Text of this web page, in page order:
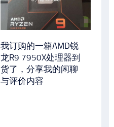
我订购的一箱AMD锐
龙R9 7950X处理器到
货了，分享我的闲聊
与评价内容